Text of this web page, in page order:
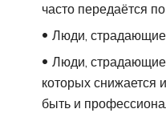
часто передаётся
Люди,
Люди,
которых снижается
быть и